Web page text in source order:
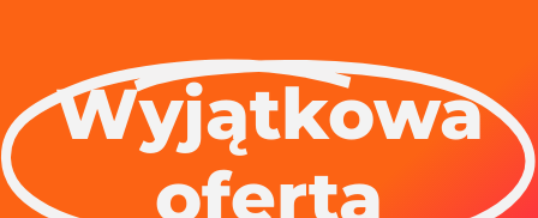
Wyjątkowa
oferta